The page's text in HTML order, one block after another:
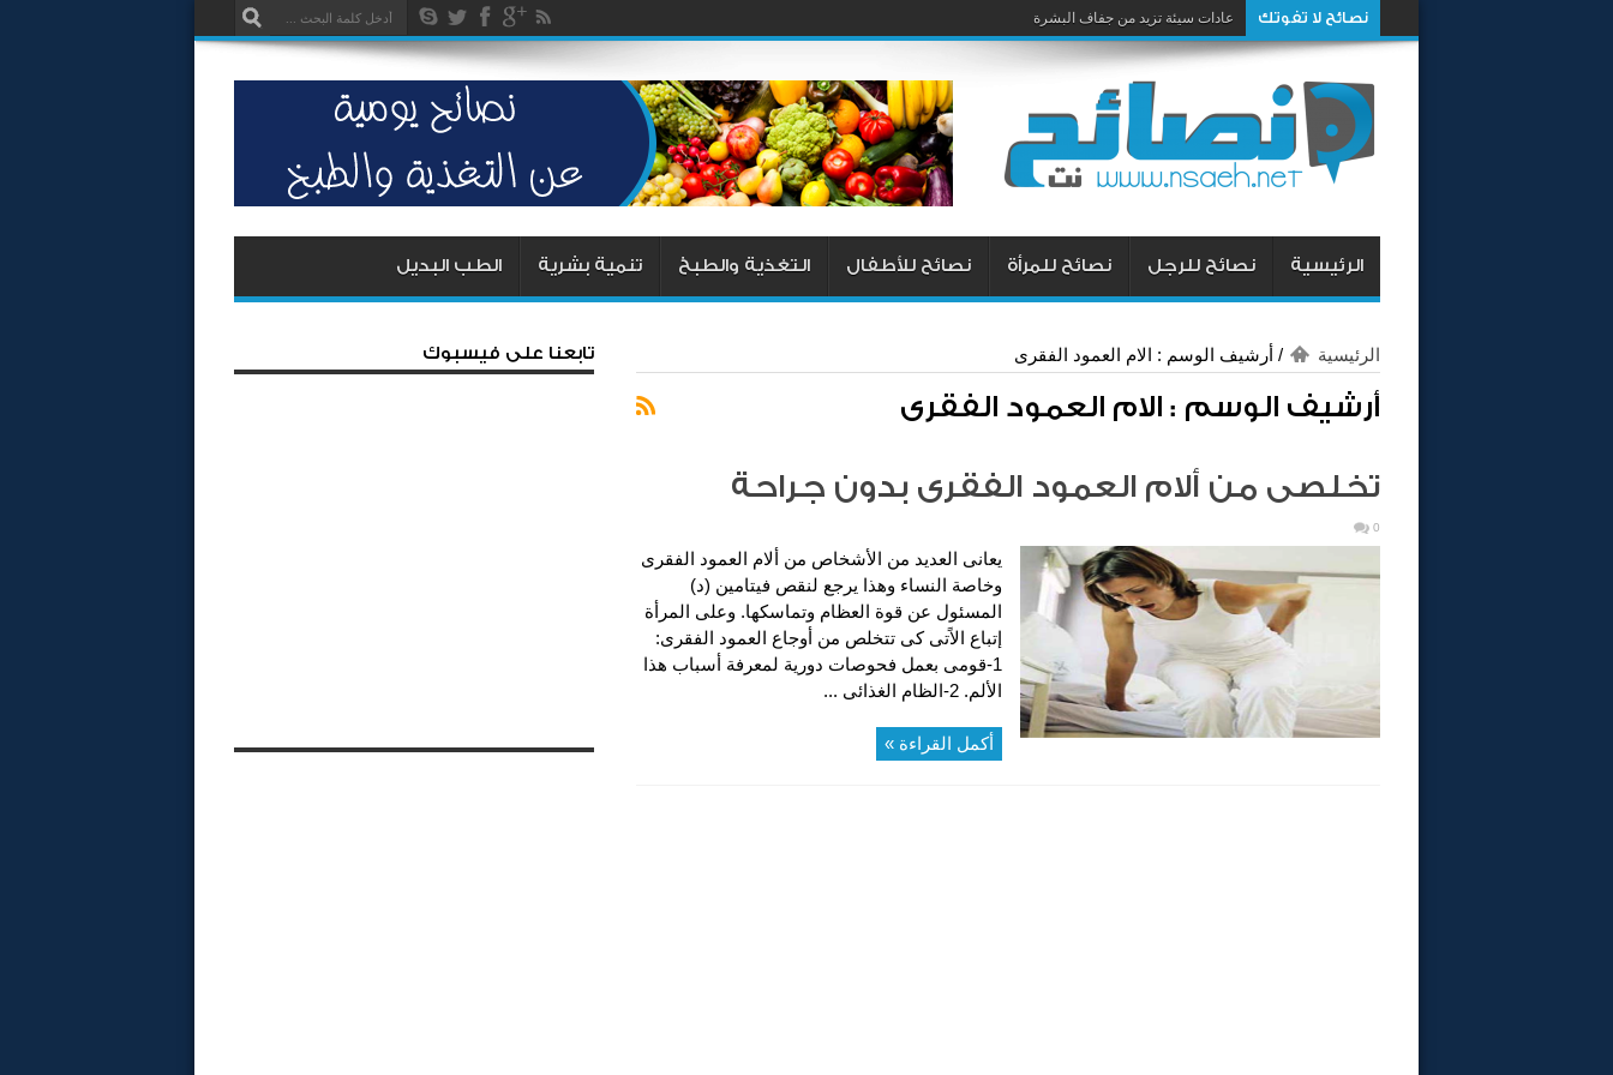
نصائح لا تفوتك عادات سيئة تزيد من جفاف البشرة
الرئيسية نصائح للرجل نصائح للمرأة نصائح للأطفال التغذية والطبخ تنمية بشرية الطب البديل
الرئيسية / أرشيف الوسم : الام العمود الفقرى
أرشيف الوسم : الام العمود الفقرى
تخلصى من ألام العمود الفقرى بدون جراحة
0
يعانى العديد من الأشخاص من ألام العمود الفقرى
وخاصة النساء وهذا يرجع لنقص فيتامين (د)
المسئول عن قوة العظام وتماسكها. وعلى المرأة
إتباع الاًتى كى تتخلص من أوجاع العمود الفقرى:
1-قومى بعمل فحوصات دورية لمعرفة أسباب هذا
الألم. 2-الظام الغذائى ...
أكمل القراءة »
تابعنا على فيسبوك